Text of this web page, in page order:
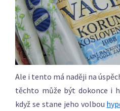
Ale i tento má naději na
těchto může být dokonce i
když se stane jeho volbou